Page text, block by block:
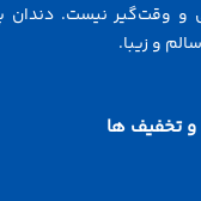
نیست. دندان
زیبا.
ها